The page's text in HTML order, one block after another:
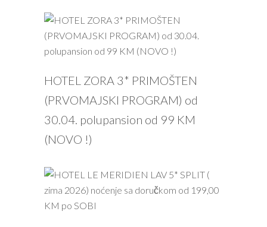
HOTEL ZORA 3* PRIMOŠTEN
(PRVOMAJSKI PROGRAM) od
30.04. polupansion od 99 KM
(NOVO !)